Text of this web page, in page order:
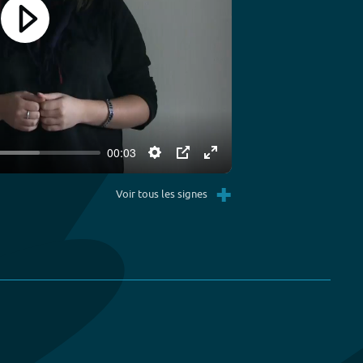
00:03
Settings
PIP Enter
fullscreen
Play
Voir tous les signes +